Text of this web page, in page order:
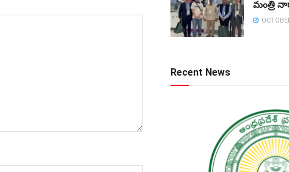
మంత్రి
Recent News